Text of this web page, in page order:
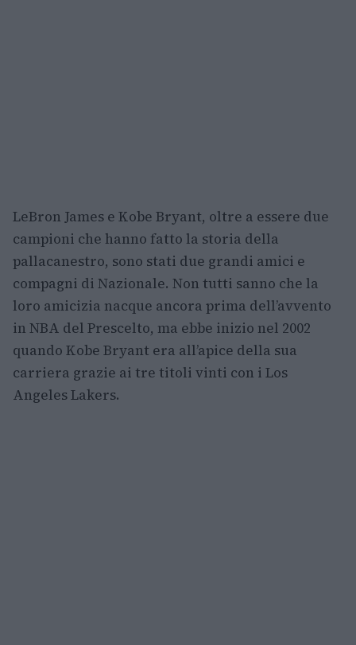
LeBron James e Kobe Bryant, oltre a essere due
campioni che hanno fatto la storia della
pallacanestro, sono stati due grandi amici e
compagni di Nazionale. Non tutti sanno che la
loro amicizia nacque ancora prima dell’avvento
in NBA del Prescelto, ma ebbe inizio nel 2002
quando Kobe Bryant era all’apice della sua
carriera grazie ai tre titoli vinti con i Los
Angeles Lakers.